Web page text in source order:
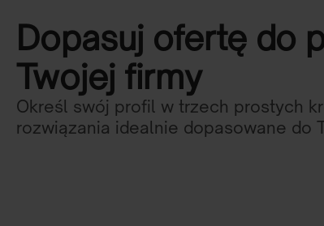
Dopasuj ofertę do
Twojej firmy
Określ swój profil w trzech prostych
rozwiązania idealnie dopasowane do